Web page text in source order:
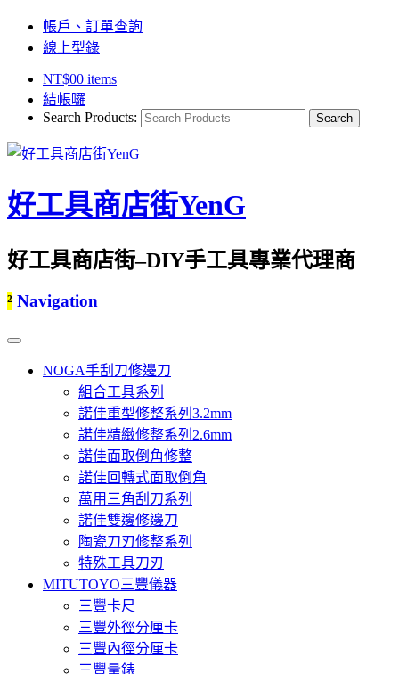
帳戶、訂單查詢
線上型錄
NT$00 items
結帳囉
Search Products:
好工具商店街YenG
好工具商店街–DIY手工具專業代理商
² Navigation
NOGA手刮刀修邊刀
組合工具系列
諾佳重型修整系列3.2mm
諾佳精緻修整系列2.6mm
諾佳面取倒角修整
諾佳回轉式面取倒角
萬用三角刮刀系列
諾佳雙邊修邊刀
陶瓷刀刃修整系列
特殊工具刀刃
MITUTOYO三豐儀器
三豐卡尺
三豐外徑分厘卡
三豐內徑分厘卡
三豐量錶